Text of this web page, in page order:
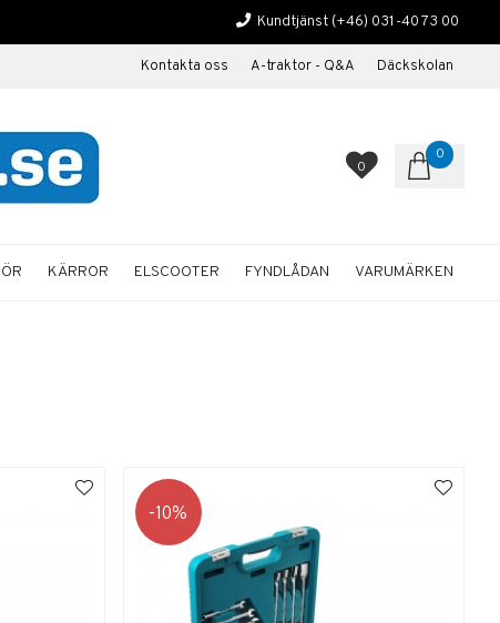
Kundtjänst (+46) 031-40 73 00
Kontakta oss A-traktor - Q&A Däckskolan
0
0
KÄRROR ELSCOOTER FYNDLÅDAN VARUMÄRKEN
10